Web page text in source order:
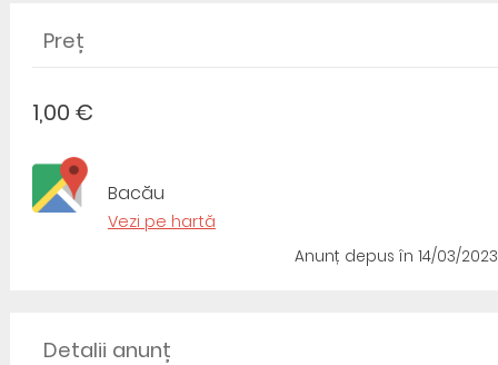
Preț
1,00 €
Bacău
Vezi pe hartă
Anunț depus în 14/03/2023
Detalii anunț